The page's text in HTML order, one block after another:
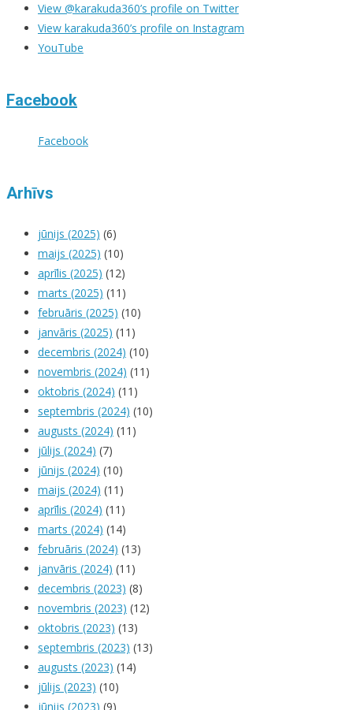
View @karakuda360’s profile on Twitter
View karakuda360’s profile on Instagram
YouTube
Facebook
Facebook
Arhīvs
jūnijs (2025) (6)
maijs (2025) (10)
aprīlis (2025) (12)
marts (2025) (11)
februāris (2025) (10)
janvāris (2025) (11)
decembris (2024) (10)
novembris (2024) (11)
oktobris (2024) (11)
septembris (2024) (10)
augusts (2024) (11)
jūlijs (2024) (7)
jūnijs (2024) (10)
maijs (2024) (11)
aprīlis (2024) (11)
marts (2024) (14)
februāris (2024) (13)
janvāris (2024) (11)
decembris (2023) (8)
novembris (2023) (12)
oktobris (2023) (13)
septembris (2023) (13)
augusts (2023) (14)
jūlijs (2023) (10)
jūnijs (2023) (9)